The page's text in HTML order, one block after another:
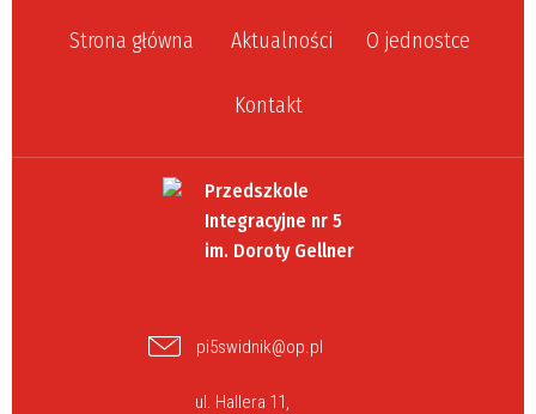
Strona główna Aktualności O jednostce
Kontakt
Przedszkole
Integracyjne nr 5
im. Doroty Gellner
pi5swidnik@op.pl
ul. Hallera 11,